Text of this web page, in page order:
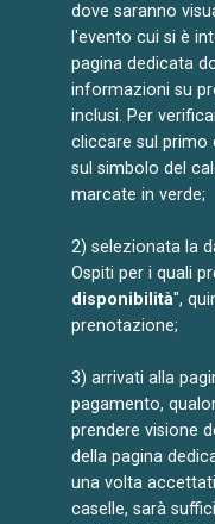
dove saranno
l'evento cui si è
pagina dedicata
informazioni su
inclusi. Per
cliccare sul
sul simbolo del
marcate in verde;
2) selezionata la
Ospiti per i quali
disponibilità",
prenotazione;
3) arrivati alla
pagamento,
prendere visione
della pagina
una volta
caselle, sarà